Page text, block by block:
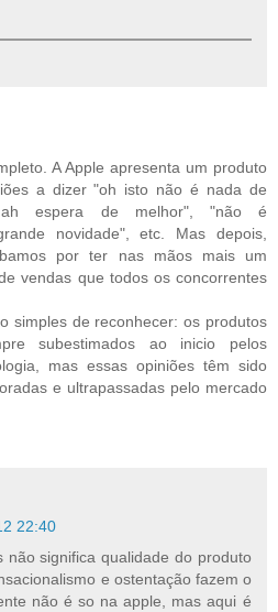
A Apple apresenta um produto
a dizer "oh isto não é nada de
ah espera de melhor", "não é
novidade", etc. Mas depois,
por ter nas mãos mais um
vendas que todos os concorrentes
simples de reconhecer: os produtos
subestimados ao inicio pelos
mas essas opiniões têm sido
e ultrapassadas pelo mercado
22:40
não significa qualidade do produto
e ostentação fazem o
não é so na apple, mas aqui é